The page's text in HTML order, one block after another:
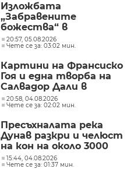
Изложбата
„Забравените
божества“ в
Националния
археологически
БАН
20:57, 05.08.2026
Чете се за: 03:02 мин.
Картини на Франсиско
Гоя и една творба на
Салвадор Дали в
„Квадрат 500“
(СНИМКИ)
20:58, 04.08.2026
Чете се за: 02:02 мин.
Пресъхналата река
Дунав разкри и челюст
на кон на около 3000
години
15:44, 04.08.2026
Чете се за: 01:37 мин.